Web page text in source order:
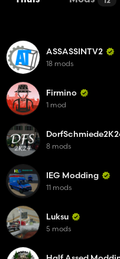
ASSASSINTV2
18 mods
Firmino
1 mod
8 mods
IEG Modding
11 mods
Luksu
5 mods